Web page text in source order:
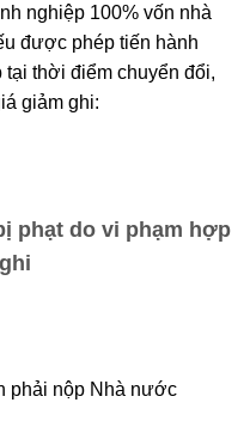
nghiệp 100% vốn nhà
được phép tiến hành
thời điểm chuyển đổi,
giảm ghi:
phạt do vi phạm hợp
phải nộp Nhà nước